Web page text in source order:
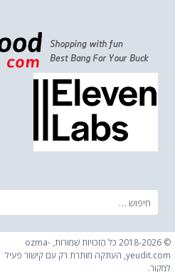
חפש:
© 2018-2026 כֹּל הַזְכוּיוֹת שְׁמוּרוֹת, ozma-
yeudit.com, העתקה מותרת רק עם קישור פעיל
למקור.